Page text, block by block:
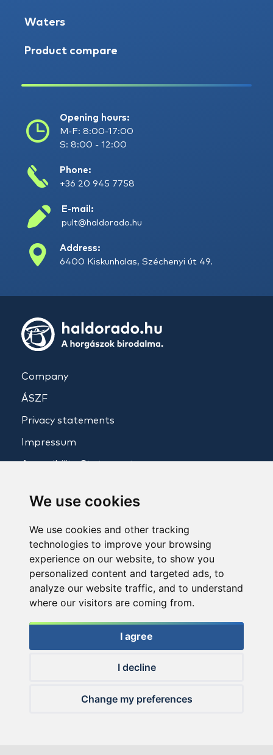
We use cookies
We use cookies and other tracking
technologies to improve your browsing
experience on our website, to show you
personalized content and targeted ads, to
analyze our website traffic, and to understand
where our visitors are coming from.
I agree
I decline
Change my preferences
Waters
Product compare
Opening hours:
M-F: 8:00-17:00
S: 8:00 - 12:00
Phone:
+36 20 945 7758
E-mail:
pult@haldorado.hu
Address:
6400 Kiskunhalas, Széchenyi út 49.
Company
ÁSZF
Privacy statements
Impressum
Accessibility Statement